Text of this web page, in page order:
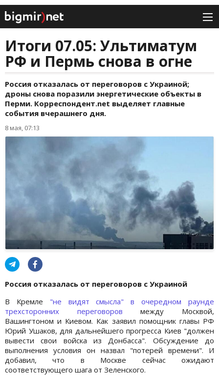
Итоги 07.05: Ультиматум
РФ и Пермь снова в огне
Россия отказалась от переговоров с Украиной;
дроны снова поразили энергетические объекты в
Перми. Корреспондент.net выделяет главные
события вчерашнего дня.
8 мая, 07:13
Россия отказалась от переговоров с Украиной
В Кремле "не видят смысла" в очередном раунде
трехсторонних переговоров между Москвой,
Вашингтоном и Киевом. Как заявил помощник главы РФ
Юрий Ушаков, для дальнейшего прогресса Киев "должен
вывести свои войска из Донбасса". Обсуждение до
выполнения условия он назвал "потерей времени". И
добавил, что в Москве сейчас ожидают
соответствующего шага от Зеленского.